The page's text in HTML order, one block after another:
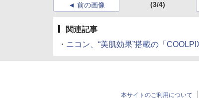
前の画像 (3/4)
関連記事
・ ニコン、“美肌効果”搭載の「
本サイトのご利用について